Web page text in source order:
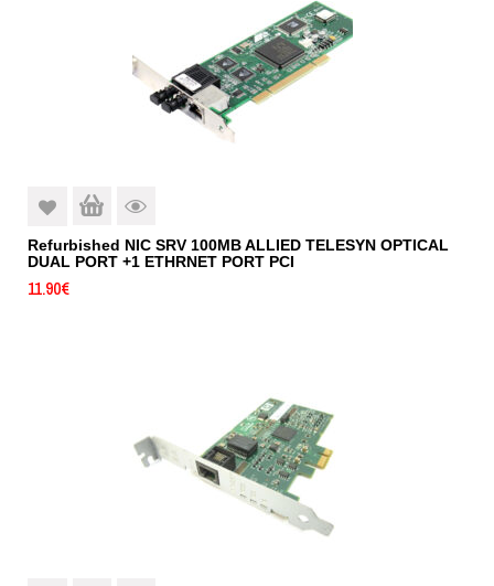
Refurbished NIC SRV 100MB ALLIED TELESYN OPTICAL
DUAL PORT +1 ETHRNET PORT PCI
11.90€